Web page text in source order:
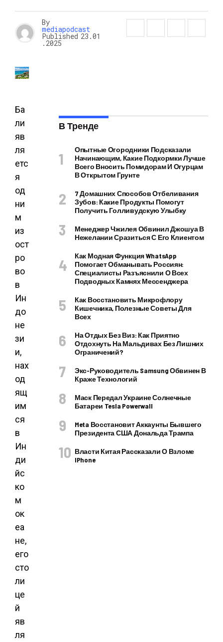
By
mediapodcast
Published 23.01
.2025
Ба
ли
яв
ля
етс
я
од
ни
м
из
ост
ро
во
в
Ин
до
не
зи
и,
нах
од
ящ
им
ся
в
Ин
ди
йс
ко
м
ок
еа
не,
его
сто
ли
це
й
яв
ля
В Тренде
Опытные Огородники Подсказали
Начинающим, Какие Подкормки Лучше
Всего Вносить Помидорам И Огурцам
В Открытом Грунте
7 Домашних Способов Отбеливания
Зубов: Какие Продукты Помогут
Получить Голливудскую Улыбку
Менеджер Чжилея Обвинил Джошуа В
Нежелании Сразиться С Его Клиентом
Как Модная Функция WhatsApp
Помогает Обманывать Россиян:
Специалисты Разъяснили О Всех
Подводных Камнях Мессенджера
Как Восстановить Микрофлору
Кишечника, Полезные Советы Для
Всех
На Отдых Без Виз: Как Приятно
Отдохнуть На Мальдивах Без Лишних
Ограничений?
Экс-Руководитель Samsung Обвинен В
Краже Технологий
Маск Передал Украине Солнечные
Батареи Tesla Powerwall
Meta Восстановит Аккаунты Бывшего
Президента США Дональда Трампа
Власти Китая Рассказали О Взломе
IPhone